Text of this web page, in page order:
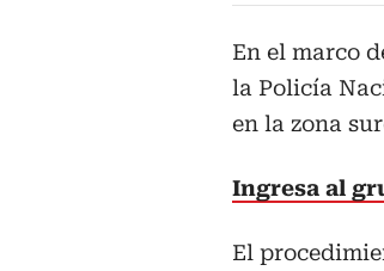
En el marco
la Policía
en la zona
Ingresa al
El